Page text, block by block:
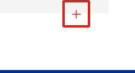
더 보기
